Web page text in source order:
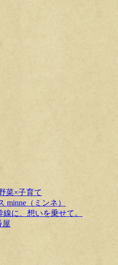
菜×子育て
minne（ミンネ）
に、想いを乗せて。
屋